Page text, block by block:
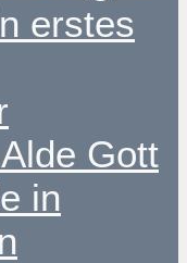
erstes
Gott
in